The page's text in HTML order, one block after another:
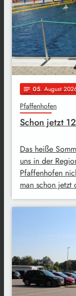
notes 05. August
Pfaffenhofen
Schon jetzt
Das heiße
uns in der
Pfaffenhofen
man schon